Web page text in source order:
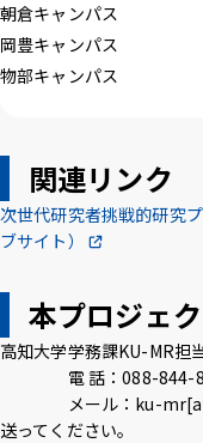
朝倉キャンパス
岡豊キャンパス
物部キャンパス
関連リンク
次世代研究者挑戦的研究
ブサイト）
本プロジェ
高知大学学務課KU-MR担
電 話：088-844-
メール：ku-
送ってください。